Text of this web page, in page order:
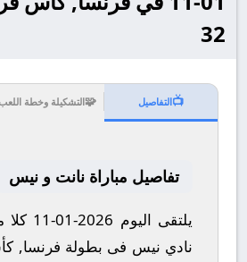
32
📺التفاصيل 🧩التشكيلة وخطة
تفاصيل مباراة نانت و نيس
يلتقى
نادي نيس فى بطولة فرنسا,